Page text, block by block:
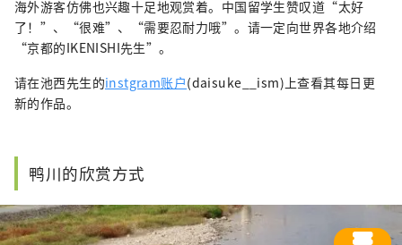
海外游客仿佛也兴趣十足地观赏着。中国留学生赞叹道“太好
了！”、“很难”、“需要忍耐力哦”。请一定向世界各地介绍
“京都的IKENISHI先生”。
请在池西先生的instgram账户(daisuke__ism)上查看其每日更
新的作品。
鸭川的欣赏方式